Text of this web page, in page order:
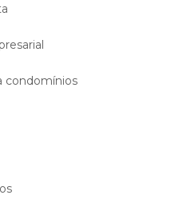
condomínios